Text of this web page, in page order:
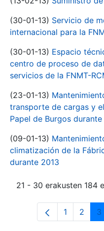
(30-01-13) Servicio de
internacional para la
(30-01-13) Espacio
centro de proceso de
servicios de la FNMT-
(23-01-13)
transporte de cargas y
Papel de Burgos durante
(09-01-13)
climatización de la
durante 2013
21 - 30 erakusten 184
Orrialdea
1 2 3